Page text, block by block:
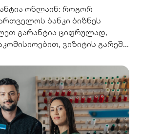
ონლაინ: როგორ
ბანკი ბიზნეს
გარანტია ციფრულად,
ვიზიტის გარეშე.